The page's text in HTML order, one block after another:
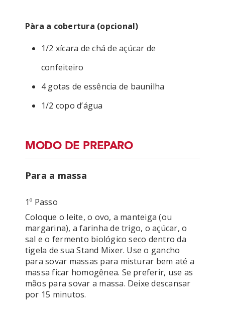
Pàra a cobertura (opcional)
1/2 xícara de chá de açúcar de
confeiteiro
4 gotas de essência de baunilha
1/2 copo d’água
MODO DE PREPARO
Para a massa
1º Passo
Coloque o leite, o ovo, a manteiga (ou
margarina), a farinha de trigo, o açúcar, o
sal e o fermento biológico seco dentro da
tigela de sua Stand Mixer. Use o gancho
para sovar massas para misturar bem até a
massa ficar homogênea. Se preferir, use as
mãos para sovar a massa. Deixe descansar
por 15 minutos.